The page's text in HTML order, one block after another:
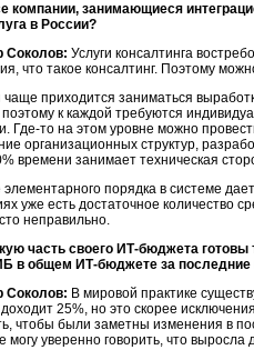
компании, занимающиеся
в России?
Соколов: Услуги консалтинга
что такое консалтинг. Поэтому
приходится заниматься
поэтому к каждой требуются
Где-то на этом уровне можно
организационных структур,
времени занимает техническая
порядка в системе
уже есть достаточное количество
неправильно.
часть своего ИТ-бюджета готовы
в общем ИТ-бюджете за последние
Соколов: В мировой практике
25%, но это скорее
чтобы были заметны изменения в
могу уверенно говорить, что